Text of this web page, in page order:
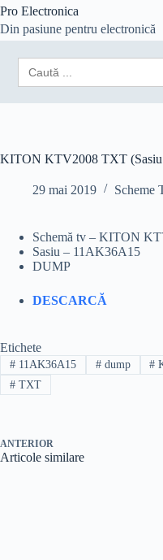
Sari
conținut
Pro Electronica
Din pasiune pentru electronică
Search
for:
KITON KTV2008 TXT
29 mai 2019 Scheme
Schemă tv – KITON
Sasiu – 11AK36A15
DUMP
DESCARCĂ
Etichete
#11AK36A15 #dump #
#TXT
ANTERIOR
Articole similare